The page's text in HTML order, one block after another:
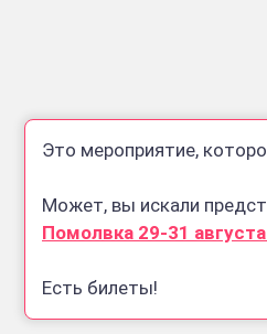
Это мероприятие,
Может, вы искали
Помолвка 29-31
Есть билеты!